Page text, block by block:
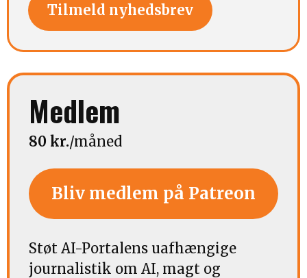
Tilmeld nyhedsbrev
Medlem
80 kr./måned
Bliv medlem på Patreon
Støt AI-Portalens uafhængige
journalistik om AI, magt og